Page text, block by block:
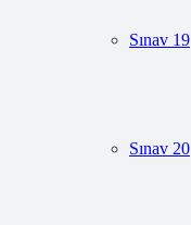
Sınav 19
Sınav 20